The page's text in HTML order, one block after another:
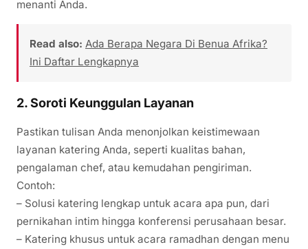
menanti Anda.
Read also: Ada Berapa Negara Di Benua Afrika?
Ini Daftar Lengkapnya
2. Soroti Keunggulan Layanan
Pastikan tulisan Anda menonjolkan keistimewaan
layanan katering Anda, seperti kualitas bahan,
pengalaman chef, atau kemudahan pengiriman.
Contoh:
– Solusi katering lengkap untuk acara apa pun, dari
pernikahan intim hingga konferensi perusahaan besar.
– Katering khusus untuk acara ramadhan dengan menu